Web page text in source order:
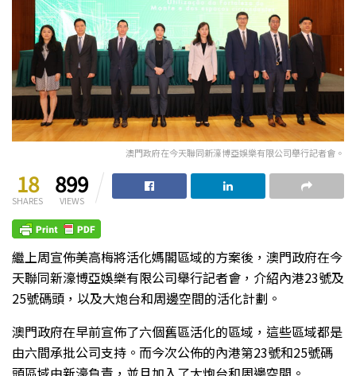
澳門政府在今天聯同新濠博亞娛樂有限公司舉行記者會。
18
SHARES
899
VIEWS
繼上周宣佈美高梅將活化媽閣區域的方案後，澳門政府在今
天聯同新濠博亞娛樂有限公司舉行記者會，介紹內港23號及
25號碼頭，以及大炮台和周邊空間的活化計劃。
澳門政府在早前宣佈了六個舊區活化的區域，這些區域都是
由六間承批公司支持。而今次公佈的內港第23號和25號碼